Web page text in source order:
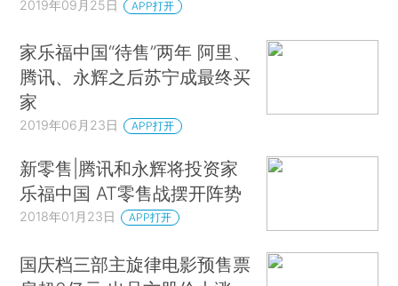
2019年09月25日 APP打开
家乐福中国“待售”两年 阿里、
腾讯、永辉之后苏宁成最终买
家
2019年06月23日 APP打开
新零售|腾讯和永辉将投资家
乐福中国 AT零售战摆开阵势
2018年01月23日 APP打开
国庆档三部主旋律电影预售票